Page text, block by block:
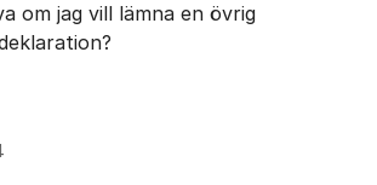
om jag vill lämna en övrig